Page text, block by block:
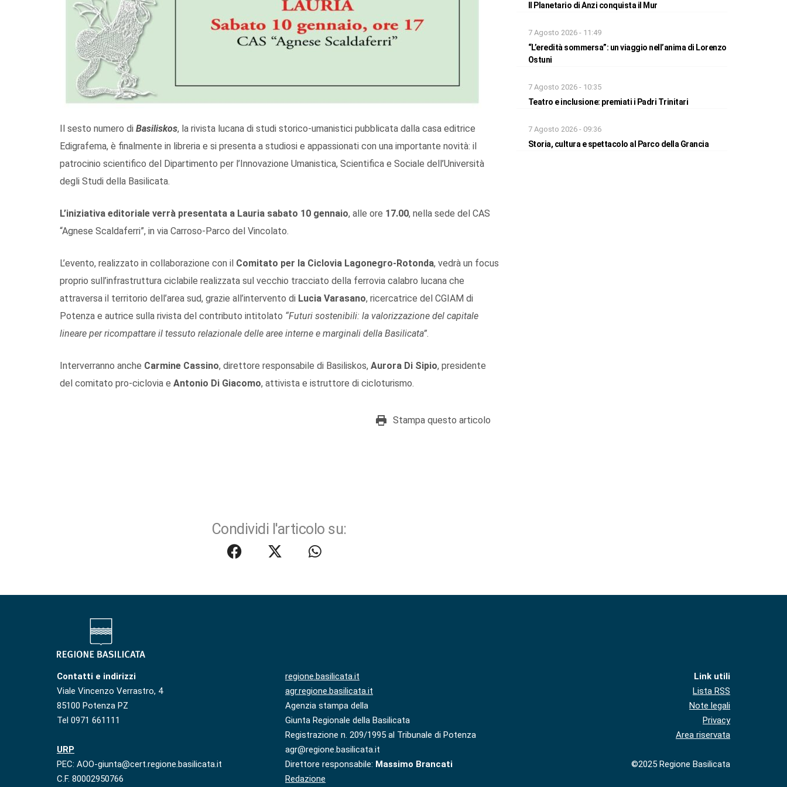
Il sesto numero di Basiliskos, la rivista lucana di studi storico-umanistici pubblicata dalla casa editrice
Edigrafema, è finalmente in libreria e si presenta a studiosi e appassionati con una importante novità: il
patrocinio scientifico del Dipartimento per l’Innovazione Umanistica, Scientifica e Sociale dell’Università
degli Studi della Basilicata.
L’iniziativa editoriale verrà presentata a Lauria sabato 10 gennaio, alle ore 17.00, nella sede del CAS
“Agnese Scaldaferri”, in via Carroso-Parco del Vincolato.
L’evento, realizzato in collaborazione con il Comitato per la Ciclovia Lagonegro-Rotonda, vedrà un focus
proprio sull’infrastruttura ciclabile realizzata sul vecchio tracciato della ferrovia calabro lucana che
attraversa il territorio dell’area sud, grazie all’intervento di Lucia Varasano, ricercatrice del CGIAM di
Potenza e autrice sulla rivista del contributo intitolato “Futuri sostenibili: la valorizzazione del capitale
lineare per ricompattare il tessuto relazionale delle aree interne e marginali della Basilicata”.
Interverranno anche Carmine Cassino, direttore responsabile di Basiliskos, Aurora Di Sipio, presidente
del comitato pro-ciclovia e Antonio Di Giacomo, attivista e istruttore di cicloturismo.
Stampa questo articolo
Condividi l'articolo su:
Il Planetario di Anzi conquista il Mur
7 Agosto 2026 - 11:49
“L’eredità sommersa”: un viaggio nell’anima di Lorenzo
Ostuni
7 Agosto 2026 - 10:35
Teatro e inclusione: premiati i Padri Trinitari
7 Agosto 2026 - 09:36
Storia, cultura e spettacolo al Parco della Grancia
Contatti e indirizzi
Viale Vincenzo Verrastro, 4
85100 Potenza PZ
Tel 0971 661111
URP
PEC: AOO-giunta@cert.regione.basilicata.it
C.F. 80002950766
regione.basilicata.it
agr.regione.basilicata.it
Agenzia stampa della
Giunta Regionale della Basilicata
Registrazione n. 209/1995 al Tribunale di Potenza
agr@regione.basilicata.it
Direttore responsabile: Massimo Brancati
Redazione
Link utili
Lista RSS
Note legali
Privacy
Area riservata
©2025 Regione Basilicata